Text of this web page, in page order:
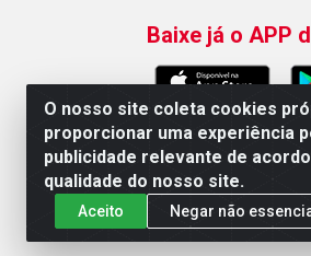
O nosso site coleta cookies
proporcionar uma experiência
publicidade relevante de
qualidade do nosso site.
Aceito Negar não
Baixe já o APP
AC